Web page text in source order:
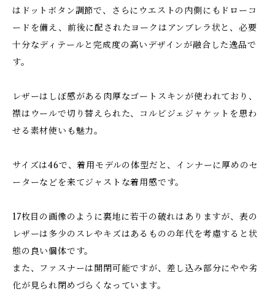
はドットボタン調節で、さらにウエストの内側にもドローコ
ードを備え、前後に配されたヨークはアンブレラ状と、必要
十分なディテールと完成度の高いデザインが融合した逸品で
す。
レザーはしぼ感がある肉厚なゴートスキンが使われており、
襟はウールで切り替えられた、コルビジェジャケットを思わ
せる素材使いも魅力。
サイズは46で、着用モデルの体型だと、インナーに厚めのセ
ーターなどを来てジャストな着用感です。
17枚目の画像のように裏地に若干の破れはありますが、表の
レザーは多少のスレやキズはあるものの年代を考慮すると状
態の良い個体です。
また、ファスナーは開閉可能ですが、差し込み部分にやや劣
化が見られ閉めづらくなっています。